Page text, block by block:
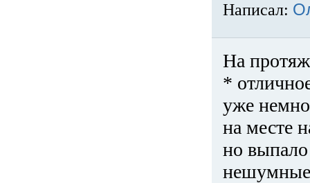
Написал:
На
*
уже
на месте
но
нешумные